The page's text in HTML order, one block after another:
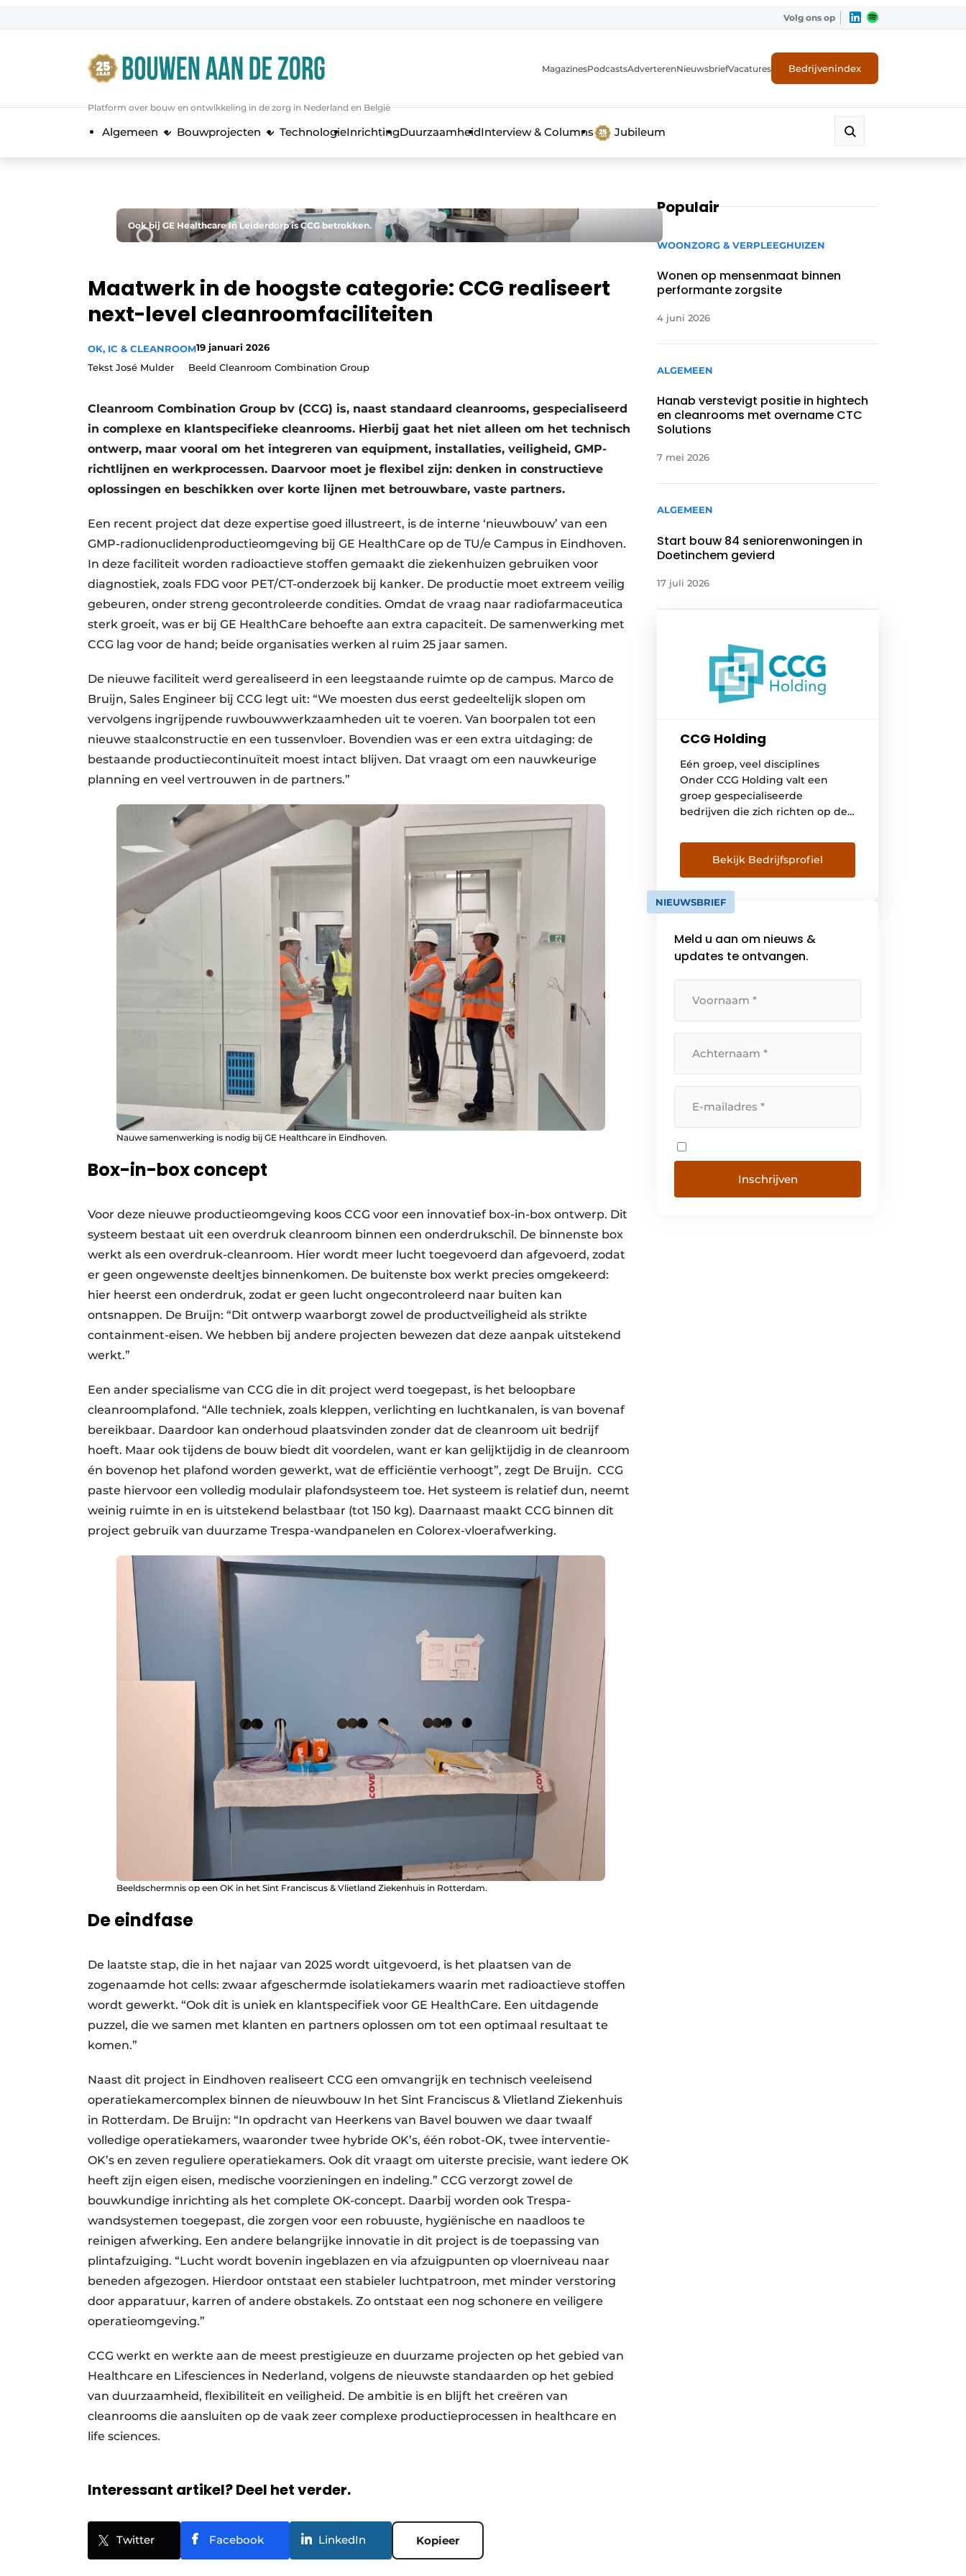
Algemene voorwaarden
Jaarboek
Jubileumboek
Nieuwsbrief
Podcasts
Vacature aanmelden
Video’s
Volg ons op
Platform over bouw en ontwikkeling in de zorg in Nederland en België
MagazinesPodcastsAdverterenNieuwsbriefVacatures Bedrijvenindex
Algemeen Bouwprojecten TechnologieInrichtingDuurzaamheidInterview & Columns Jubileum
Ook bij GE Healthcare in Leiderdorp is CCG betrokken.
Maatwerk in de hoogste categorie: CCG realiseert
next-level cleanroomfaciliteiten
OK, IC & CLEANROOM19 januari 2026
Tekst José Mulder Beeld Cleanroom Combination Group
Cleanroom Combination Group bv (CCG) is, naast standaard cleanrooms, gespecialiseerd
in complexe en klantspecifieke cleanrooms. Hierbij gaat het niet alleen om het technisch
ontwerp, maar vooral om het integreren van equipment, installaties, veiligheid, GMP-
richtlijnen en werkprocessen. Daarvoor moet je flexibel zijn: denken in constructieve
oplossingen en beschikken over korte lijnen met betrouwbare, vaste partners.
Een recent project dat deze expertise goed illustreert, is de interne ‘nieuwbouw’ van een
GMP-radionuclidenproductieomgeving bij GE HealthCare op de TU/e Campus in Eindhoven.
In deze faciliteit worden radioactieve stoffen gemaakt die ziekenhuizen gebruiken voor
diagnostiek, zoals FDG voor PET/CT-onderzoek bij kanker. De productie moet extreem veilig
gebeuren, onder streng gecontroleerde condities. Omdat de vraag naar radiofarmaceutica
sterk groeit, was er bij GE HealthCare behoefte aan extra capaciteit. De samenwerking met
CCG lag voor de hand; beide organisaties werken al ruim 25 jaar samen.
De nieuwe faciliteit werd gerealiseerd in een leegstaande ruimte op de campus. Marco de
Bruijn, Sales Engineer bij CCG legt uit: “We moesten dus eerst gedeeltelijk slopen om
vervolgens ingrijpende ruwbouwwerkzaamheden uit te voeren. Van boorpalen tot een
nieuwe staalconstructie en een tussenvloer. Bovendien was er een extra uitdaging: de
bestaande productiecontinuïteit moest intact blijven. Dat vraagt om een nauwkeurige
planning en veel vertrouwen in de partners.”
Nauwe samenwerking is nodig bij GE Healthcare in Eindhoven.
Box-in-box concept
Voor deze nieuwe productieomgeving koos CCG voor een innovatief box-in-box ontwerp. Dit
systeem bestaat uit een overdruk cleanroom binnen een onderdrukschil. De binnenste box
werkt als een overdruk-cleanroom. Hier wordt meer lucht toegevoerd dan afgevoerd, zodat
er geen ongewenste deeltjes binnenkomen. De buitenste box werkt precies omgekeerd:
hier heerst een onderdruk, zodat er geen lucht ongecontroleerd naar buiten kan
ontsnappen. De Bruijn: “Dit ontwerp waarborgt zowel de productveiligheid als strikte
containment-eisen. We hebben bij andere projecten bewezen dat deze aanpak uitstekend
werkt.”
Een ander specialisme van CCG die in dit project werd toegepast, is het beloopbare
cleanroomplafond. “Alle techniek, zoals kleppen, verlichting en luchtkanalen, is van bovenaf
bereikbaar. Daardoor kan onderhoud plaatsvinden zonder dat de cleanroom uit bedrijf
hoeft. Maar ook tijdens de bouw biedt dit voordelen, want er kan gelijktijdig in de cleanroom
én bovenop het plafond worden gewerkt, wat de efficiëntie verhoogt”, zegt De Bruijn. CCG
paste hiervoor een volledig modulair plafondsysteem toe. Het systeem is relatief dun, neemt
weinig ruimte in en is uitstekend belastbaar (tot 150 kg). Daarnaast maakt CCG binnen dit
project gebruik van duurzame Trespa-wandpanelen en Colorex-vloerafwerking.
Beeldschermnis op een OK in het Sint Franciscus & Vlietland Ziekenhuis in Rotterdam.
De eindfase
De laatste stap, die in het najaar van 2025 wordt uitgevoerd, is het plaatsen van de
zogenaamde hot cells: zwaar afgeschermde isolatiekamers waarin met radioactieve stoffen
wordt gewerkt. “Ook dit is uniek en klantspecifiek voor GE HealthCare. Een uitdagende
puzzel, die we samen met klanten en partners oplossen om tot een optimaal resultaat te
komen.”
Naast dit project in Eindhoven realiseert CCG een omvangrijk en technisch veeleisend
operatiekamercomplex binnen de nieuwbouw In het Sint Franciscus & Vlietland Ziekenhuis
in Rotterdam. De Bruijn: “In opdracht van Heerkens van Bavel bouwen we daar twaalf
volledige operatiekamers, waaronder twee hybride OK’s, één robot-OK, twee interventie-
OK’s en zeven reguliere operatiekamers. Ook dit vraagt om uiterste precisie, want iedere OK
heeft zijn eigen eisen, medische voorzieningen en indeling.” CCG verzorgt zowel de
bouwkundige inrichting als het complete OK-concept. Daarbij worden ook Trespa-
wandsystemen toegepast, die zorgen voor een robuuste, hygiënische en naadloos te
reinigen afwerking. Een andere belangrijke innovatie in dit project is de toepassing van
plintafzuiging. “Lucht wordt bovenin ingeblazen en via afzuigpunten op vloerniveau naar
beneden afgezogen. Hierdoor ontstaat een stabieler luchtpatroon, met minder verstoring
door apparatuur, karren of andere obstakels. Zo ontstaat een nog schonere en veiligere
operatieomgeving.”
CCG werkt en werkte aan de meest prestigieuze en duurzame projecten op het gebied van
Healthcare en Lifesciences in Nederland, volgens de nieuwste standaarden op het gebied
van duurzaamheid, flexibiliteit en veiligheid. De ambitie is en blijft het creëren van
cleanrooms die aansluiten op de vaak zeer complexe productieprocessen in healthcare en
life sciences.
Interessant artikel? Deel het verder.
Twitter Facebook LinkedIn Kopieer
Populair
WOONZORG & VERPLEEGHUIZEN
Wonen op mensenmaat binnen
performante zorgsite
4 juni 2026
ALGEMEEN
Hanab verstevigt positie in hightech
en cleanrooms met overname CTC
Solutions
7 mei 2026
ALGEMEEN
Start bouw 84 seniorenwoningen in
Doetinchem gevierd
17 juli 2026
CCG Holding
Eén groep, veel disciplines
Onder CCG Holding valt een
groep gespecialiseerde
bedrijven die zich richten op de
hoogwaardige interieurs,
geclassificeerde ruimtes en
algemene bouw. Daarbij ligt de
focus op de zorg, farma, biotech
en kantorenmarkt. Alle bedrijven
daar waar mogelijk hun
gezamenlijke kennis en
Bekijk Bedrijfsprofiel
NIEUWSBRIEF
Meld u aan om nieuws &
updates te ontvangen.